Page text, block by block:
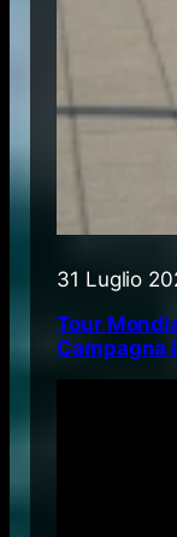
31 Luglio
Tour
Campagna